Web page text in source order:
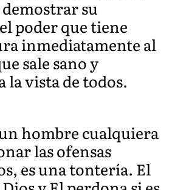
su
poder que tiene
inmediatamente al
sale sano y
la vista de todos.
hombre cualquiera
las ofensas
es una tontería. El